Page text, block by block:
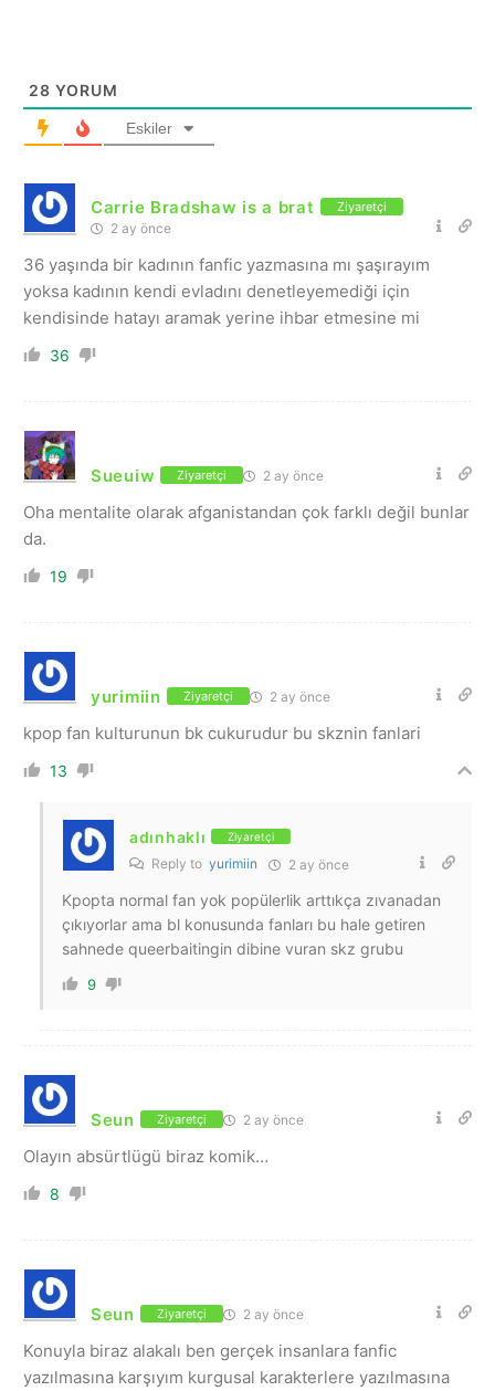
28 YORUM
Eskiler
Carrie Bradshaw is a brat Ziyaretçi
2 ay önce
36 yaşında bir kadının fanfic yazmasına mı şaşırayım
yoksa kadının kendi evladını denetleyemediği için
kendisinde hatayı aramak yerine ihbar etmesine mi
36
Sueuiw Ziyaretçi 2 ay önce
Oha mentalite olarak afganistandan çok farklı değil bunlar
da.
19
yurimiin Ziyaretçi 2 ay önce
kpop fan kulturunun bk cukurudur bu skznin fanlari
13
adınhaklı Ziyaretçi
Reply to yurimiin 2 ay önce
Kpopta normal fan yok popülerlik arttıkça zıvanadan
çıkıyorlar ama bl konusunda fanları bu hale getiren
sahnede queerbaitingin dibine vuran skz grubu
9
Seun Ziyaretçi 2 ay önce
Olayın absürtlügü biraz komik…
8
Seun Ziyaretçi 2 ay önce
Konuyla biraz alakalı ben gerçek insanlara fanfic
yazılmasına karşıyım kurgusal karakterlere yazılmasına